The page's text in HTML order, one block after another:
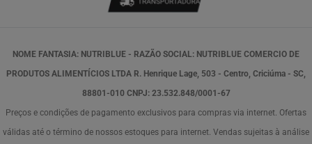
NOME FANTASIA: NUTRIBLUE - RAZÃO SOCIAL: NUTRIBLUE COMERCIO DE
PRODUTOS ALIMENTÍCIOS LTDA R. Henrique Lage, 503 - Centro, Criciúma - SC,
88801-010 CNPJ: 23.532.848/0001-67
Preços e condições de pagamento exclusivos para compras via internet. Ofertas
válidas até o término de nossos estoques para internet. Vendas sujeitas à análise